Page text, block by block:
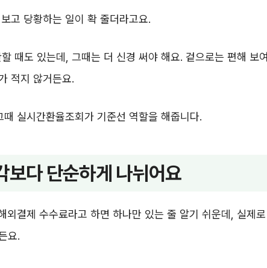
고 당황하는 일이 확 줄더라고요.
때도 있는데, 그때는 더 신경 써야 해요. 겉으로는 편해 보여
적지 않거든요.
실시간환율조회가 기준선 역할을 해줍니다.
보다 단순하게 나뉘어요
외결제 수수료라고 하면 하나만 있는 줄 알기 쉬운데, 실제로
요.